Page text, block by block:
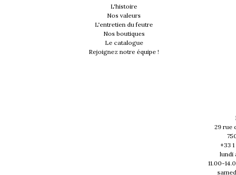
L'histoire
Nos valeurs
L'entretien du feutre
Nos boutiques
Le catalogue
Rejoignez notre équipe !
29 rue
+33
lundi
11.00-